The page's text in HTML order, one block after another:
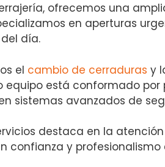
ofrecemos una
en aperturas
día.
el cambio de cerraduras y
está conformado
sistemas avanzados de
destaca en la
confianza y profesionalismo